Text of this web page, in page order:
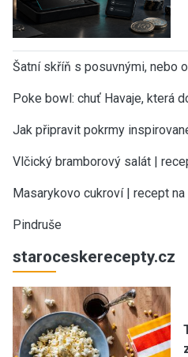
Šatní skříň s posuvnými, nebo
Poke bowl: chuť Havaje, která
Jak připravit pokrmy
Vlčický bramborový salát |
Masarykovo cukroví | recept
Pindruše
staroceskerecepty.cz